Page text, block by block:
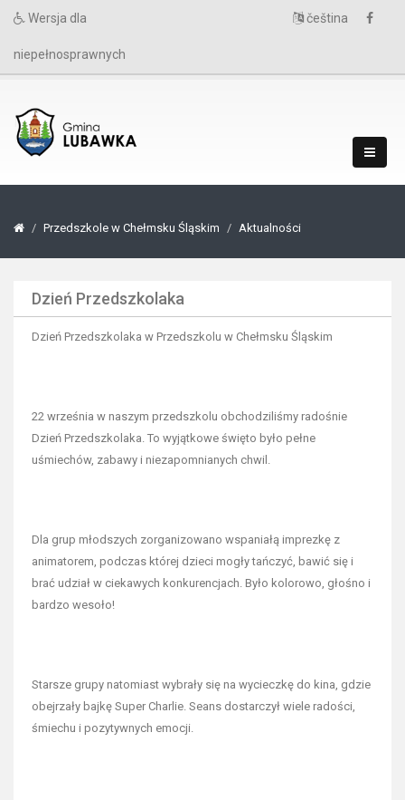
Wersja dla
niepełnosprawnych
čeština
Przedszkole w Chełmsku Śląskim Aktualności
Dzień Przedszkolaka
Dzień Przedszkolaka w Przedszkolu w Chełmsku Śląskim
22 września w naszym przedszkolu obchodziliśmy radośnie
Dzień Przedszkolaka. To wyjątkowe święto było pełne
uśmiechów, zabawy i niezapomnianych chwil.
Dla grup młodszych zorganizowano wspaniałą imprezkę z
animatorem, podczas której dzieci mogły tańczyć, bawić się i
brać udział w ciekawych konkurencjach. Było kolorowo, głośno i
bardzo wesoło!
Starsze grupy natomiast wybrały się na wycieczkę do kina, gdzie
obejrzały bajkę Super Charlie. Seans dostarczył wiele radości,
śmiechu i pozytywnych emocji.